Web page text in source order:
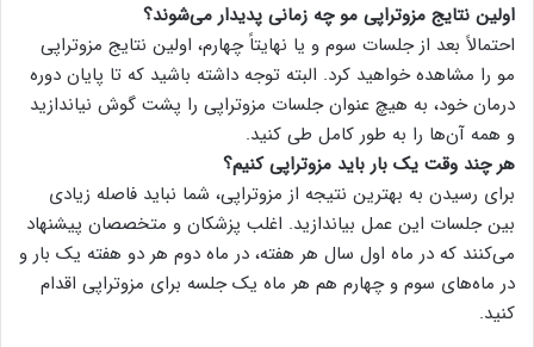
اولین نتایج مزوتراپی مو چه زمانی پدیدار می‌شوند؟
احتمالاً بعد از جلسات سوم و یا نهایتاً چهارم، اولین نتایج مزوتراپی
مو را مشاهده خواهید کرد. البته توجه داشته باشید که تا پایان دوره
درمان خود، به هیچ عنوان جلسات مزوتراپی را پشت گوش نیاندازید
و همه آن‌ها را به طور کامل طی کنید.
هر چند وقت یک بار باید مزوتراپی کنیم؟
برای رسیدن به بهترین نتیجه از مزوتراپی، شما نباید فاصله زیادی
بین جلسات این عمل بیاندازید. اغلب پزشکان و متخصصان پیشنهاد
می‌کنند که در ماه اول سال هر هفته، در ماه دوم هر دو هفته یک بار و
در ماه‌های سوم و چهارم هم هر ماه یک جلسه برای مزوتراپی اقدام
کنید.